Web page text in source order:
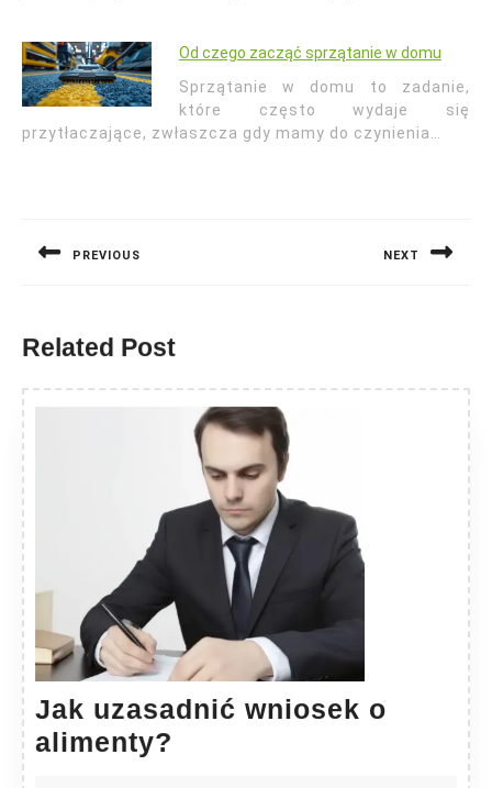
Od czego zacząć sprzątanie w domu
Sprzątanie w domu to zadanie,
które często wydaje się
przytłaczające, zwłaszcza gdy mamy do czynienia…
PREVIOUS NEXT
Related Post
Jak uzasadnić wniosek o
alimenty?